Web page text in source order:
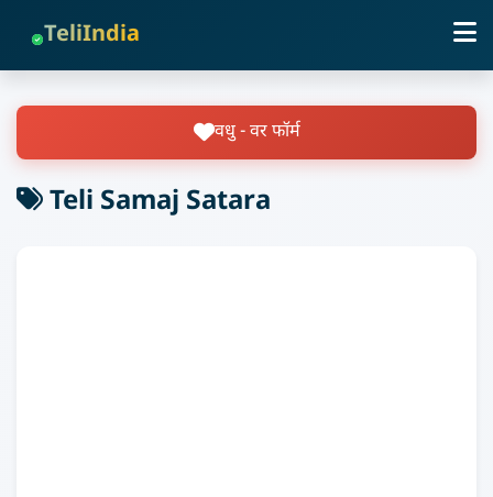
TeliIndia
वधु - वर फॉर्म
Teli Samaj Satara